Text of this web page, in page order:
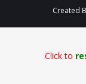
Created
Click to